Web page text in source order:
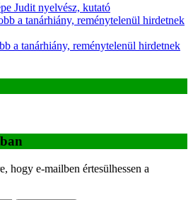
Judit nyelvész, kutató
a tanárhiány, reménytelenül hirdetnek
a tanárhiány, reménytelenül hirdetnek
hogy e-mailben értesülhessen a